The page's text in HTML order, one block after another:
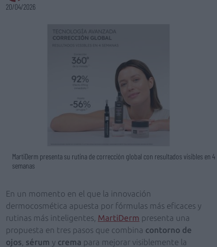
20/04/2026
MartiDerm presenta su rutina de corrección global con resultados visibles en 4
semanas
En un momento en el que la innovación
dermocosmética apuesta por fórmulas más eficaces y
rutinas más inteligentes, MartiDerm presenta una
propuesta en tres pasos que combina contorno de
ojos sérum y crema para mejorar visiblemente la